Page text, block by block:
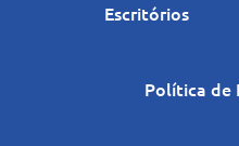
Escritórios
Política de